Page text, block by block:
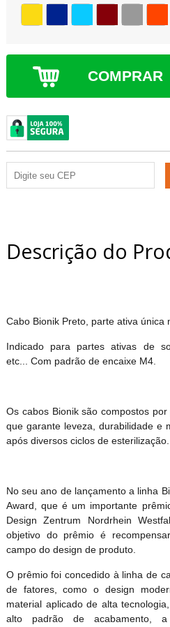
COMPRAR
Descrição do
Cabo Bionik Preto, parte ativa única
Indicado para partes ativas de
etc... Com padrão de encaixe M4.
Os cabos Bionik são compostos
que garante leveza, durabilidade e
após diversos ciclos de esterilização.
No seu ano de lançamento a linha
Award, que é um importante
Design Zentrum Nordrhein
objetivo do prêmio é
campo do design de produto.
O prêmio foi concedido à linha de
de fatores, como o design
material aplicado de alta
alto padrão de acabamento,